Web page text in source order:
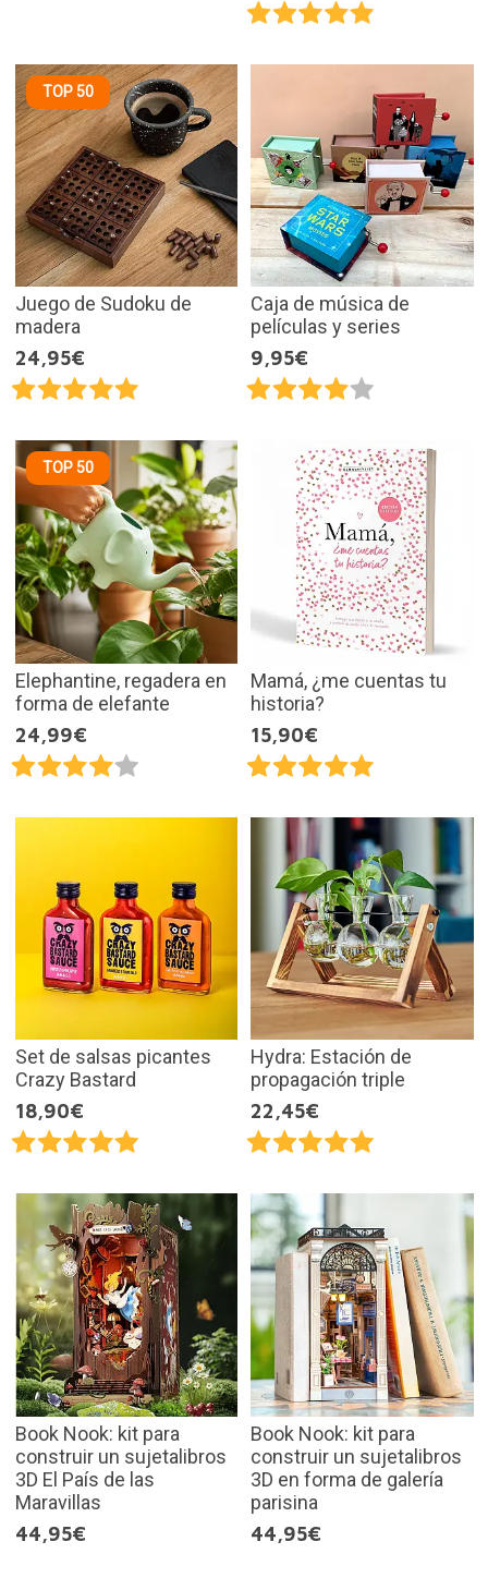
TOP 50
Juego de Sudoku de
madera
24,95€
Caja de música de
películas y series
9,95€
TOP 50
Elephantine, regadera en
forma de elefante
24,99€
Mamá, ¿me cuentas tu
historia?
15,90€
Set de salsas picantes
Crazy Bastard
18,90€
Hydra: Estación de
propagación triple
22,45€
Book Nook: kit para
construir un sujetalibros
3D El País de las
Maravillas
44,95€
Book Nook: kit para
construir un sujetalibros
3D en forma de galería
parisina
44,95€